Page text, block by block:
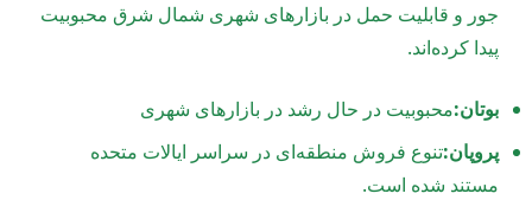
جور و قابلیت حمل در بازارهای شهری شمال شرق محبوبیت
پیدا کرده‌اند.
بوتان:محبوبیت در حال رشد در بازارهای شهری
پروپان:تنوع فروش منطقه‌ای در سراسر ایالات متحده
مستند شده است.